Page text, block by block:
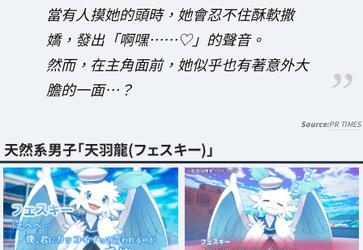
當有人摸她的頭時，她會忍不住酥軟撒
嬌，發出「啊嘿……♡」的聲音。
然而，在主角面前，她似乎也有著意外大
膽的一面…？
PR TIMES
天然系男子「天羽龍(フェスキー)」